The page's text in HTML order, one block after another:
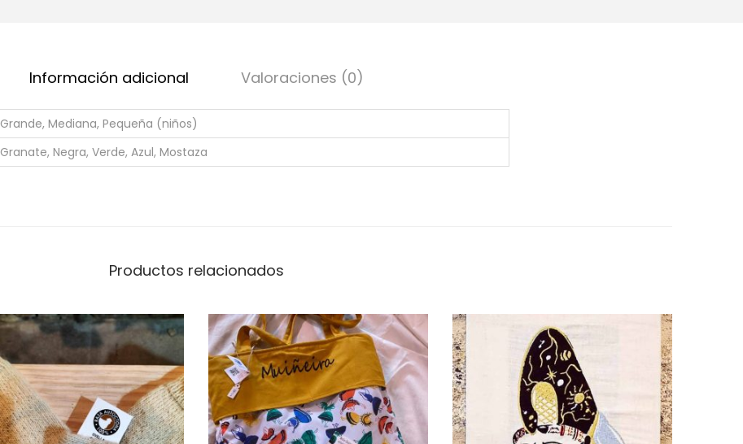
Información adicional Valoraciones (0)
Grande, Mediana, Pequeña (niños)
Granate, Negra, Verde, Azul, Mostaza
Productos relacionados